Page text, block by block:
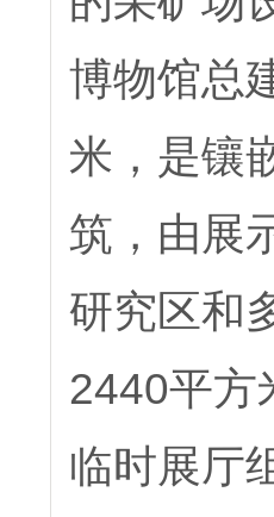
博物馆总
米，是镶
筑，由展
研究区和
2440平方
临时展厅